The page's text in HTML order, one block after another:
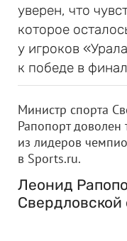
уверен, что
которое
у игроков
к победе в
Министр спорта
Рапопорт доволен
из лидеров
в Sports.ru.
Леонид
Свердловской